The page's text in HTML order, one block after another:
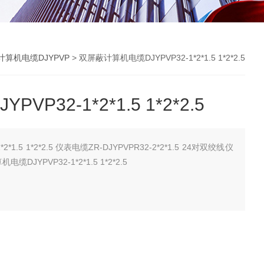
算机电缆DJYPVP > 双屏蔽计算机电缆DJYPVP32-1*2*1.5 1*2*2.5
1*2*1.5 1*2*2.5
1*2*2.5 仪表电缆ZR-DJYPVPR32-2*2*1.5 24对双绞线仪
电缆DJYPVP32-1*2*1.5 1*2*2.5